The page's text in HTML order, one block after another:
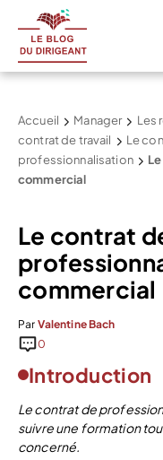
Accueil Manager Les
contrat de travail
Le
professionnalisation
commercial
Le contrat
commercial
Par Valentine Bach
0
Introduction
Le contrat de
suivre une formation
concerné.